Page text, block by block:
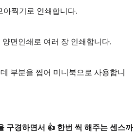
아찍기로 인쇄합니다.
면인쇄로 여러 장 인쇄합니다.
부분을 찝어 미니북으로 사용합니
구경하면서 👍 한번 씩 해주는 센스까